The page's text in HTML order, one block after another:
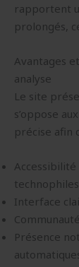
rapportent
prolongés,
Avantages
analyse
Le site
s’oppose
précise afin
Interface
Présence